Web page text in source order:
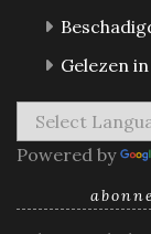
Gelezen
Powered by